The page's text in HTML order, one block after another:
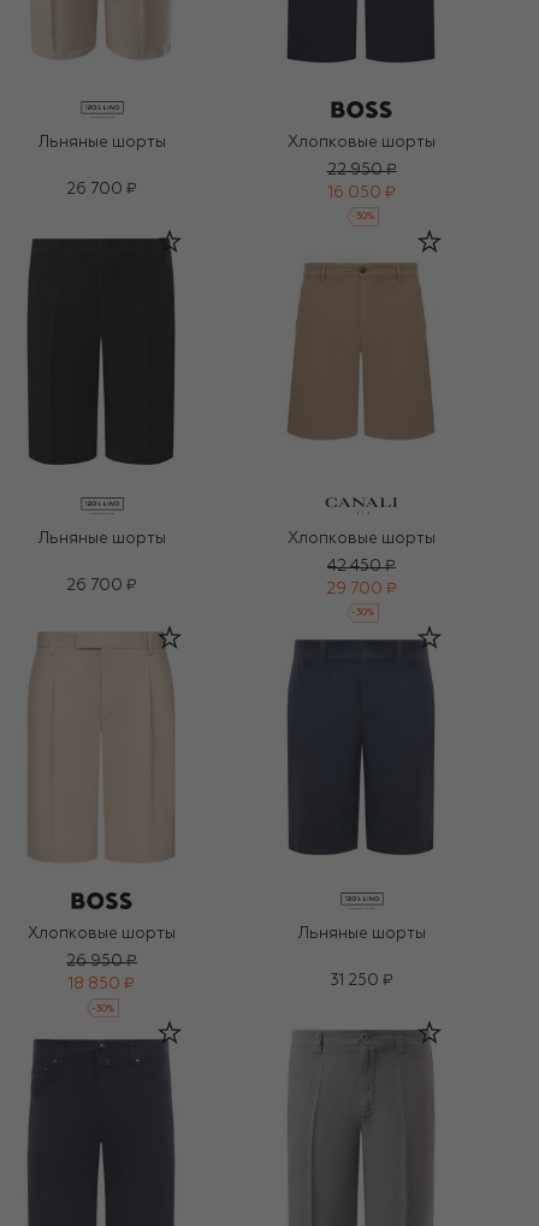
Льняные шорты
26 700 ₽
Хлопковые шорты
22 950 ₽
16 050 ₽
-30%
Льняные шорты
26 700 ₽
Хлопковые шорты
42 450 ₽
29 700 ₽
-30%
Хлопковые шорты
26 950 ₽
18 850 ₽
-30%
Льняные шорты
31 250 ₽